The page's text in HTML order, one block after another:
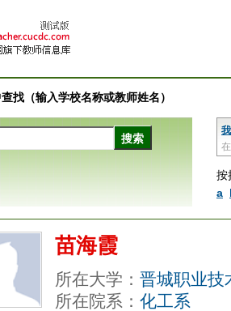
找（输入学校名称或教师姓名）
按
a
苗海霞
所在大学： 晋城职业技
所在院系： 化工系